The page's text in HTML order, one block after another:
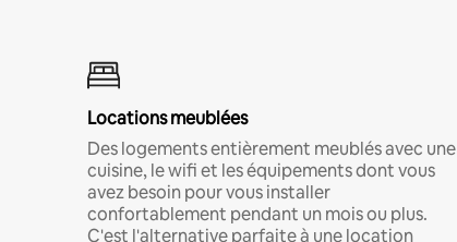
Locations meublées
Des logements entièrement meublés avec une
cuisine, le wifi et les équipements dont vous
avez besoin pour vous installer
confortablement pendant un mois ou plus.
C'est l'alternative parfaite à une location